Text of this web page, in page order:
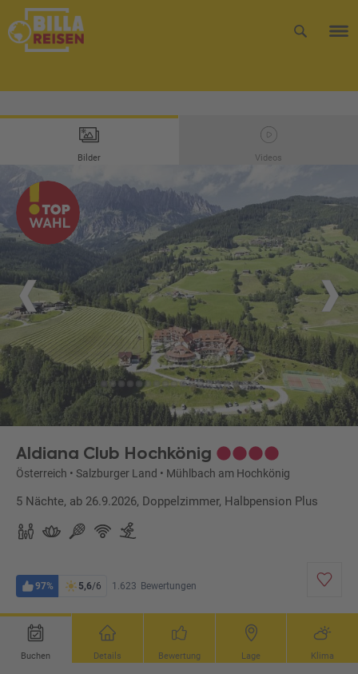
Bilder Videos
Aldiana Club Hochkönig
Österreich • Salzburger Land • Mühlbach am Hochkönig
5 Nächte, ab 26.9.2026, Doppelzimmer, Halbpension Plus
97% 5,6/6 1.623 Bewertungen
Buchen Details Bewertung Lage Klima